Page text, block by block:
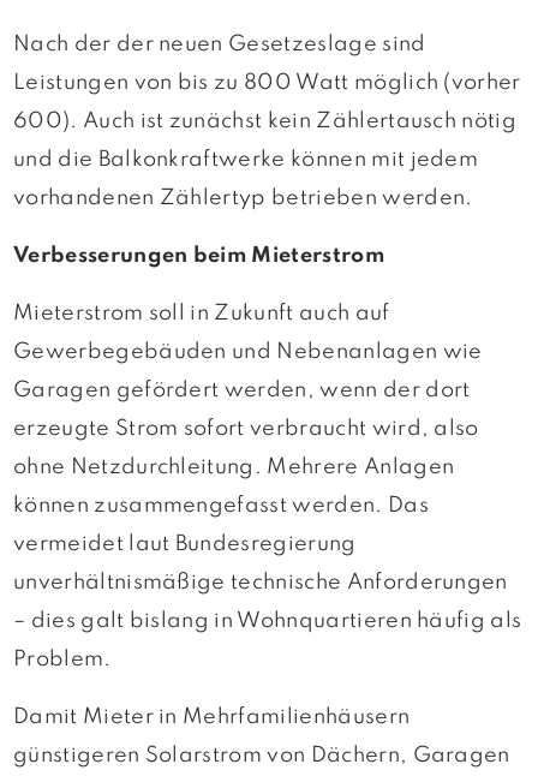
Nach der der neuen Gesetzeslage sind
Leistungen von bis zu 800 Watt möglich (vorher
600). Auch ist zunächst kein Zählertausch nötig
und die Balkonkraftwerke können mit jedem
vorhandenen Zählertyp betrieben werden.
Verbesserungen beim Mieterstrom
Mieterstrom soll in Zukunft auch auf
Gewerbegebäuden und Nebenanlagen wie
Garagen gefördert werden, wenn der dort
erzeugte Strom sofort verbraucht wird, also
ohne Netzdurchleitung. Mehrere Anlagen
können zusammengefasst werden. Das
vermeidet laut Bundesregierung
unverhältnismäßige technische Anforderungen
– dies galt bislang in Wohnquartieren häufig als
Problem.
Damit Mieter in Mehrfamilienhäusern
günstigeren Solarstrom von Dächern, Garagen